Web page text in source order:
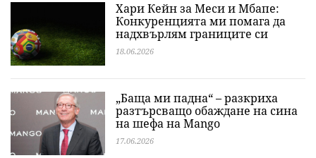
Хари Кейн за Меси и Мбапе:
Конкуренцията ми помага да
надхвърлям границите си
18.06.2026
„Баща ми падна“ – разкриха
разтърсващо обаждане на сина
на шефа на Mango
17.06.2026